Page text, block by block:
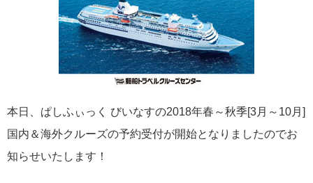
本日、ぱしふぃっく びいなすの2018年春～秋季[3月～10月]
国内＆海外クルーズの予約受付が開始となりましたのでお
知らせいたします！
2026年02月04日
飛鳥II 小山薫堂×飛鳥II～洋上の大人の文化祭～本日発売です
飛鳥II シンガポール寄港中です！